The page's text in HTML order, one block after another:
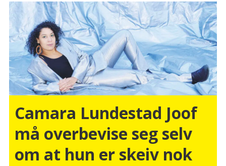
Camara Lundestad Joof
må overbevise seg selv
om at hun er skeiv nok­­